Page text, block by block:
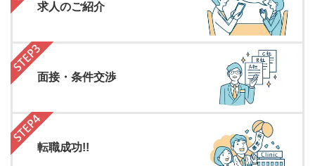
求人のご紹介
面接・条件交渉
転職成功!!